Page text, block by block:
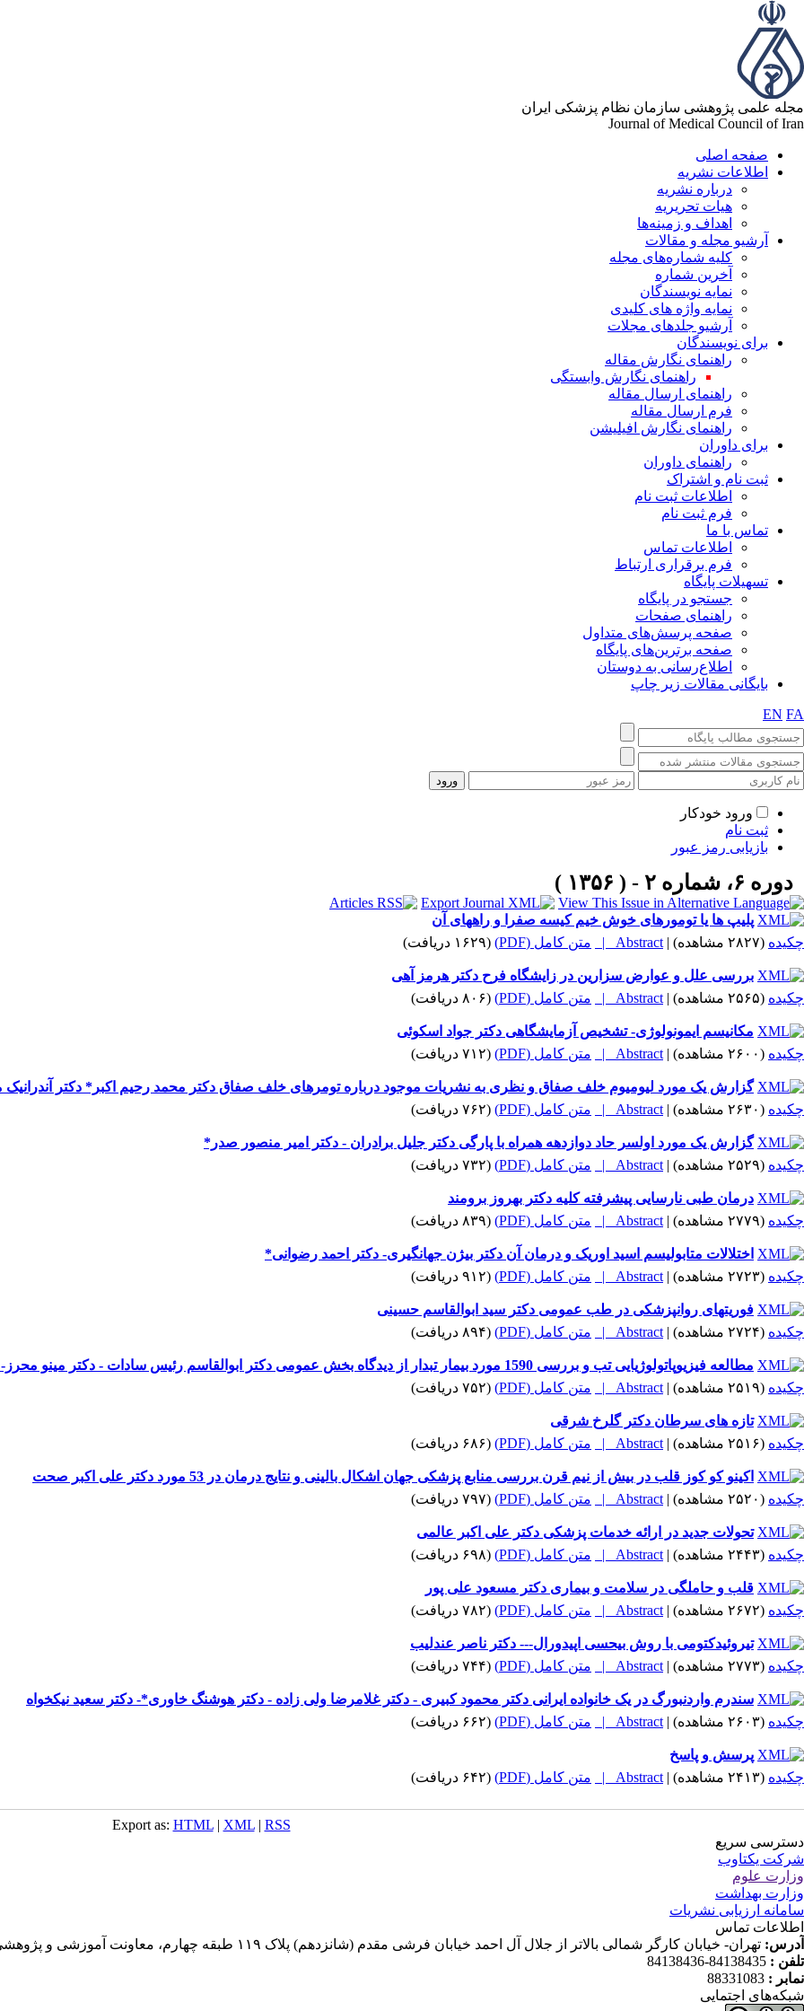
مجله علمی پژوهشی سازمان نظام پزشکی ایران
Journal of Medical Council of Iran
صفحه اصلی
اطلاعات نشریه
درباره نشریه
هیات تحریریه
اهداف و زمینه‌ها
آرشیو مجله و مقالات
کلیه شماره‌های مجله
آخرین شماره
نمایه نویسندگان
نمایه واژه های کلیدی
آرشیو جلدهای مجلات
برای نویسندگان
راهنمای نگارش مقاله
راهنمای نگارش وابستگی
راهنمای ارسال مقاله
فرم ارسال مقاله
راهنمای نگارش افیلیشن
برای داوران
راهنمای داوران
ثبت نام و اشتراک
اطلاعات ثبت نام
فرم ثبت نام
تماس با ما
اطلاعات تماس
فرم برقراری ارتباط
تسهیلات پایگاه
جستجو در پایگاه
راهنمای صفحات
صفحه پرسش‌های متداول
صفحه برترین‌های پایگاه
اطلاع‌رسانی به دوستان
بایگانی مقالات زیر چاپ
EN FA
ورود خودکار
ثبت نام
بازیابی رمز عبور
دوره ۶، شماره ۲ - ( ۱۳۵۶ )
پلیپ ها یا تومورهای خوش خیم کیسه صفرا و راههای آن
چکیده (۲۸۲۷ مشاهده) |
Abstract | متن کامل (PDF) (۱۶۲۹ دریافت)
بررسی علل و عوارض سزارین در زایشگاه فرح دکتر هرمز آهی
چکیده (۲۵۶۵ مشاهده) |
Abstract | متن کامل (PDF) (۸۰۶ دریافت)
مکانیسم ایمونولوژی- تشخیص آزمایشگاهی دکتر جواد اسکوئی
چکیده (۲۶۰۰ مشاهده) |
Abstract | متن کامل (PDF) (۷۱۲ دریافت)
گزارش یک مورد لیومیوم خلف صفاق و نظری به نشریات موجود درباره تومرهای خلف صفاق دکتر محمد رحیم اکبر* دکتر آندرانیک
چکیده (۲۶۳۰ مشاهده) |
Abstract | متن کامل (PDF) (۷۶۲ دریافت)
گزارش یک مورد اولسر حاد دوازدهه همراه با پارگی دکتر جلیل برادران - دکتر امیر منصور صدر*
چکیده (۲۵۲۹ مشاهده) |
Abstract | متن کامل (PDF) (۷۳۲ دریافت)
درمان طبی نارسایی پیشرفته کلیه دکتر بهروز برومند
چکیده (۲۷۷۹ مشاهده) |
Abstract | متن کامل (PDF) (۸۳۹ دریافت)
اختلالات متابولیسم اسید اوریک و درمان آن دکتر بیژن جهانگیری- دکتر احمد رضوانی*
چکیده (۲۷۲۳ مشاهده) |
Abstract | متن کامل (PDF) (۹۱۲ دریافت)
فوریتهای روانپزشکی در طب عمومی دکتر سید ابوالقاسم حسینی
چکیده (۲۷۲۴ مشاهده) |
Abstract | متن کامل (PDF) (۸۹۴ دریافت)
مطالعه فیزیوپاتولوژیایی تب و بررسی 1590 مورد بیمار تبدار از دیدگاه بخش عمومی دکتر ابوالقاسم رئیس سادات - دکتر مینو محرز- دکتر احمد هاشمی*
چکیده (۲۵۱۹ مشاهده) |
Abstract | متن کامل (PDF) (۷۵۲ دریافت)
تازه های سرطان دکتر گلرخ شرقی
چکیده (۲۵۱۶ مشاهده) |
Abstract | متن کامل (PDF) (۶۸۶ دریافت)
اکینو کو کوز قلب در بیش از نیم قرن بررسی منابع پزشکی جهان اشکال بالینی و نتایج درمان در 53 مورد دکتر علی اکبر صحت
چکیده (۲۵۲۰ مشاهده) |
Abstract | متن کامل (PDF) (۷۹۷ دریافت)
تحولات جدید در ارائه خدمات پزشکی دکتر علی اکبر عالمی
چکیده (۲۴۴۳ مشاهده) |
Abstract | متن کامل (PDF) (۶۹۸ دریافت)
قلب و حاملگی در سلامت و بیماری دکتر مسعود علی پور
چکیده (۲۶۷۲ مشاهده) |
Abstract | متن کامل (PDF) (۷۸۲ دریافت)
تیروئیدکتومی با روش بیحسی اپیدورال--- دکتر ناصر عندلیب
چکیده (۲۷۷۳ مشاهده) |
Abstract | متن کامل (PDF) (۷۴۴ دریافت)
سندرم واردنبورگ در یک خانواده ایرانی دکتر محمود کبیری - دکتر غلامرضا ولی زاده - دکتر هوشنگ خاوری*- دکتر سعید نیکخواه
چکیده (۲۶۰۳ مشاهده) |
Abstract | متن کامل (PDF) (۶۶۲ دریافت)
پرسش و پاسخ
چکیده (۲۴۱۳ مشاهده) |
Abstract | متن کامل (PDF) (۶۴۲ دریافت)
Export as: HTML| XML| RSS
دسترسی سریع
شرکت یکتاوب
وزارت علوم
وزارت بهداشت
سامانه ارزیابی نشریات
اطلاعات تماس
آدرس: تهران- خیابان کارگر شمالی بالاتر از جلال آل احمد خیابان فرشی مقدم (شانزدهم) پلاک ۱۱۹ طبقه چهارم، معاونت آموزشی و پژوهشی
تلفن : 84138435-84138436
نمابر : 88331083
شبکه‌های اجتمایی